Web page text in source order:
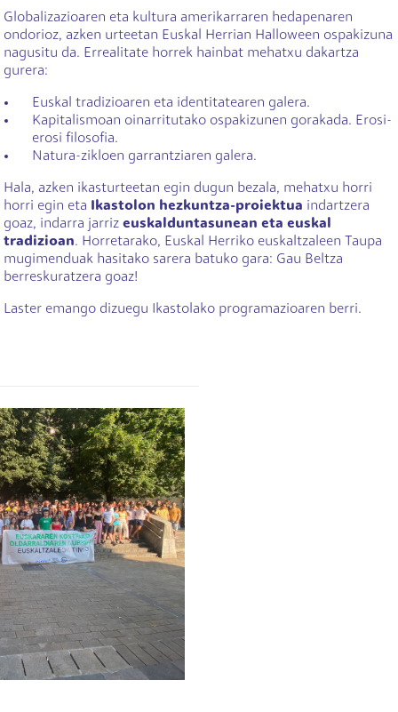
Globalizazioaren eta kultura amerikarraren hedapenaren
ondorioz, azken urteetan Euskal Herrian Halloween ospakizuna
nagusitu da. Errealitate horrek hainbat mehatxu dakartza
gurera:
Euskal tradizioaren eta identitatearen galera.
Kapitalismoan oinarritutako ospakizunen gorakada. Erosi-
erosi filosofia.
Natura-zikloen garrantziaren galera.
Hala, azken ikasturteetan egin dugun bezala, mehatxu horri
horri egin eta Ikastolon hezkuntza-proiektua indartzera
goaz, indarra jarriz euskalduntasunean eta euskal
tradizioan. Horretarako, Euskal Herriko euskaltzaleen Taupa
mugimenduak hasitako sarera batuko gara: Gau Beltza
berreskuratzera goaz!
Laster emango dizuegu Ikastolako programazioaren berri.